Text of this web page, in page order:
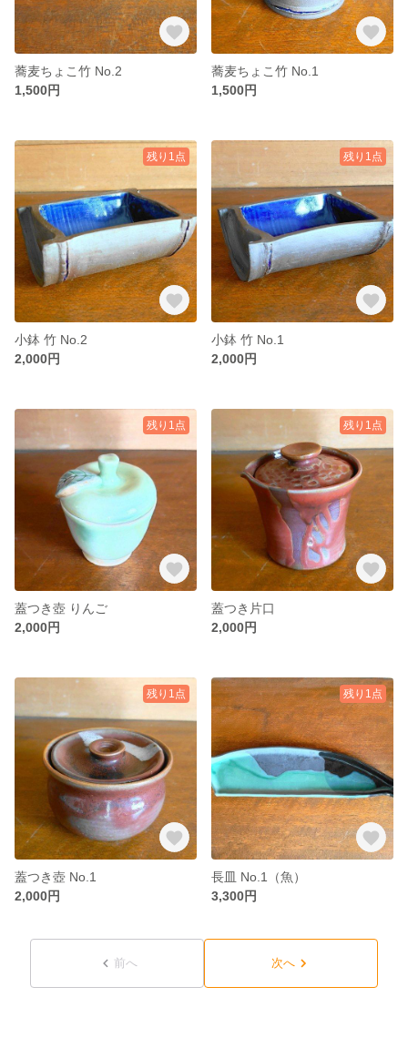
蕎麦ちょこ竹 No.2
1,500円
蕎麦ちょこ竹 No.1
1,500円
残り1点
小鉢 竹 No.2
2,000円
残り1点
小鉢 竹 No.1
2,000円
残り1点
蓋つき壺 りんご
2,000円
残り1点
蓋つき片口
2,000円
残り1点
蓋つき壺 No.1
2,000円
残り1点
長皿 No.1（魚）
3,300円
前へ 次へ